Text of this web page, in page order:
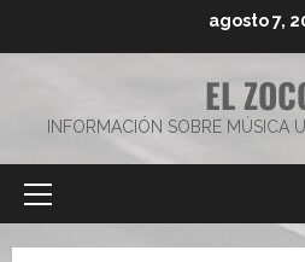
agosto 7,
EL
INFORMACIÓN SOBRE MÚSICA
Menú